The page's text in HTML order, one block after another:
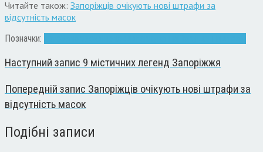
Читайте також: Запоріжців очікують нові штрафи за
відсутність масок
Позначки:
Наступний запис 9 містичних легенд Запоріжжя
Попередній запис Запоріжців очікують нові штрафи за
відсутність масок
Подібні записи